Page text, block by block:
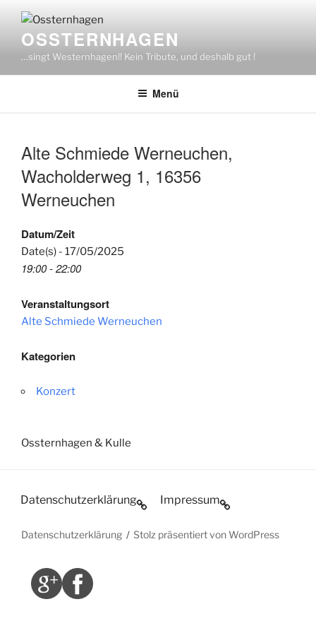
Inhalt
springenOSSTERNHAGEN
…singt Westernhagen!! Kein Tribute, und deshalb gut !
Menü
Alte Schmiede Werneuchen,
Wacholderweg 1, 16356
Werneuchen
Datum/Zeit
Date(s) - 17/05/2025
19:00 - 22:00
Veranstaltungsort
Alte Schmiede Werneuchen
Kategorien
Konzert
Ossternhagen & Kulle
Datenschutzerklärung Impressum
Datenschutzerklärung Stolz präsentiert von WordPress